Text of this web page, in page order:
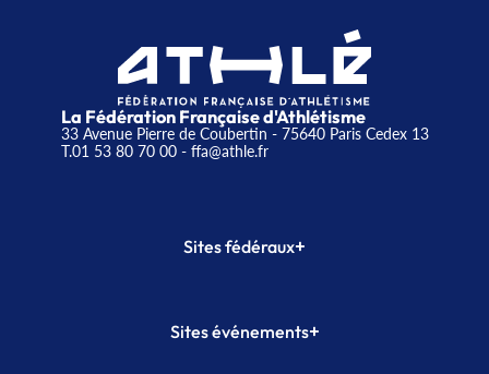
La Fédération Française d'Athlétisme
33 Avenue Pierre de Coubertin - 75640 Paris Cedex 13
T.01 53 80 70 00- ffa@athle.fr
Sites fédéraux+
Plateforme Formation
Sites événements+